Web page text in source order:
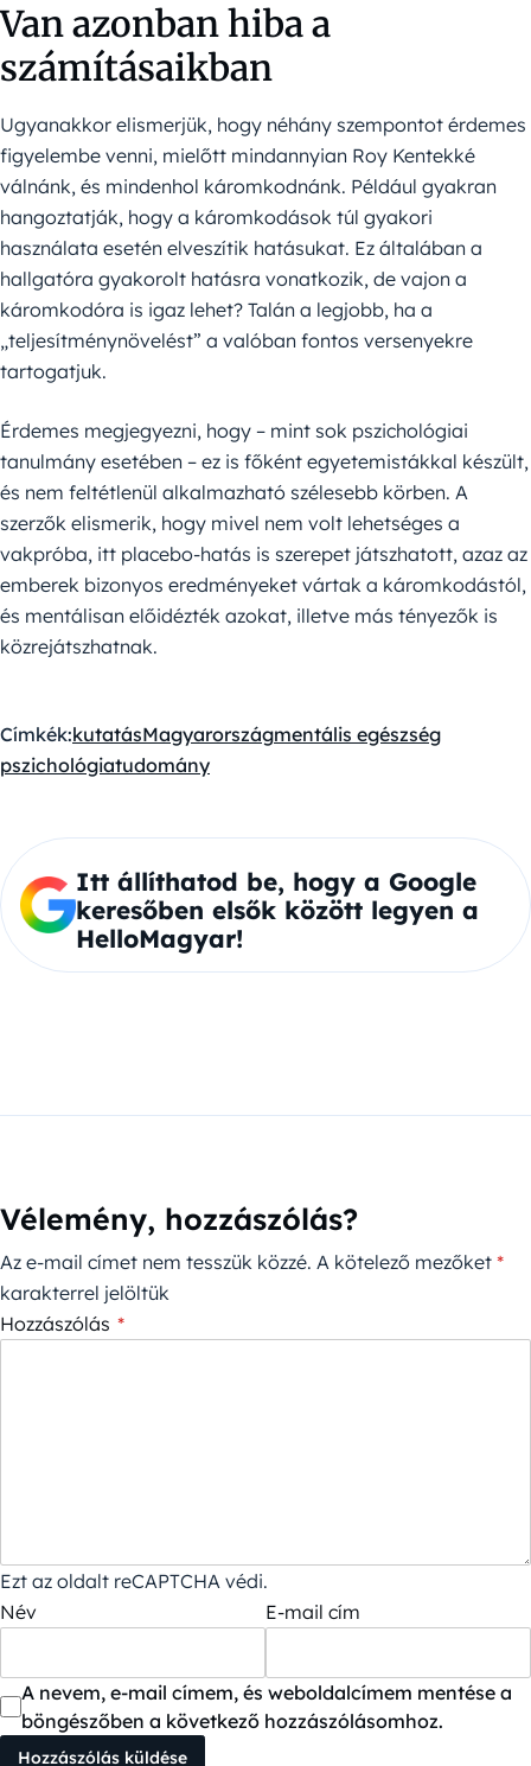
Van azonban hiba a
számításaikban
Ugyanakkor elismerjük, hogy néhány szempontot érdemes
figyelembe venni, mielőtt mindannyian Roy Kentekké
válnánk, és mindenhol káromkodnánk. Például gyakran
hangoztatják, hogy a káromkodások túl gyakori
használata esetén elveszítik hatásukat. Ez általában a
hallgatóra gyakorolt hatásra vonatkozik, de vajon a
káromkodóra is igaz lehet? Talán a legjobb, ha a
„teljesítménynövelést” a valóban fontos versenyekre
tartogatjuk.
Érdemes megjegyezni, hogy – mint sok pszichológiai
tanulmány esetében – ez is főként egyetemistákkal készült,
és nem feltétlenül alkalmazható szélesebb körben. A
szerzők elismerik, hogy mivel nem volt lehetséges a
vakpróba, itt placebo-hatás is szerepet játszhatott, azaz az
emberek bizonyos eredményeket vártak a káromkodástól,
és mentálisan előidézték azokat, illetve más tényezők is
közrejátszhatnak.
Címkék:kutatásMagyarországmentális egészség
pszichológiatudomány
Itt állíthatod be, hogy a Google
keresőben elsők között legyen a
HelloMagyar!
Vélemény, hozzászólás?
Az e-mail címet nem tesszük közzé. A kötelező mezőket *
karakterrel jelöltük
Hozzászólás *
Ezt az oldalt reCAPTCHA védi.
Név
E-mail cím
A nevem, e-mail címem, és weboldalcímem mentése a
böngészőben a következő hozzászólásomhoz.